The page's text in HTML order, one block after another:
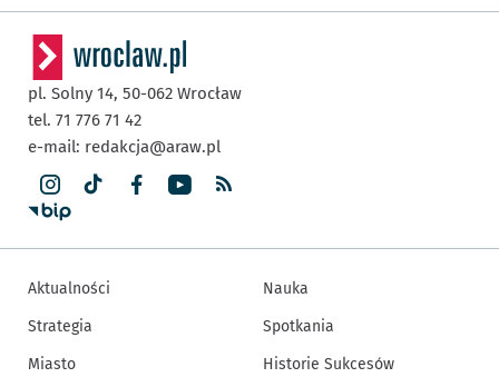
pl. Solny 14, 50-062 Wrocław
tel. 71 776 71 42
e-mail: redakcja@araw.pl
Aktualności
Strategia
Miasto
Nauka
Spotkania
Historie Sukcesów